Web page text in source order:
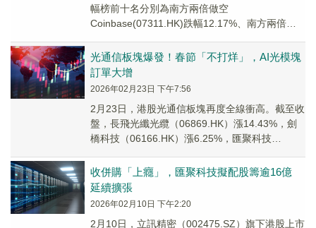
幅榜前十名分別為南方兩倍做空
Coinbase(07311.HK)跌幅12.17%、南方兩倍做
光通信板塊爆發！春節「不打烊」，AI光模塊
訂單大增
2026年02月23日 下午7:56
2月23日，港股光通信板塊再度全線衝高。截至收
盤，長飛光纖光纜（06869.HK）漲14.43%，劍
橋科技（06166.HK）漲6.25%，匯聚科技
收併購「上癮」，匯聚科技擬配股籌逾16億
延續擴張
2026年02月10日 下午2:20
2月10日，立訊精密（002475.SZ）旗下港股上市